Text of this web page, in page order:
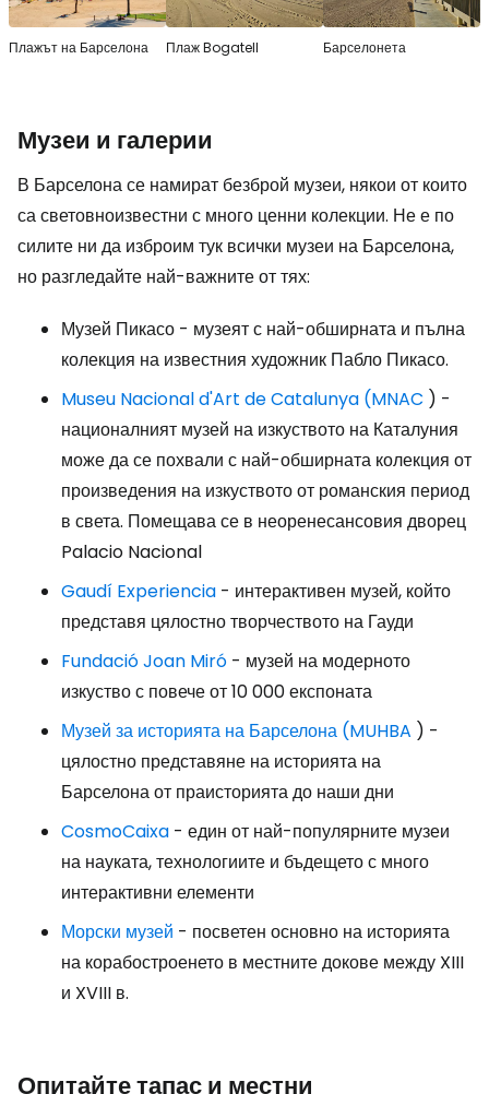
Плажът на Барселона Плаж Bogatell Барселонета
Музеи и галерии
В Барселона се намират безброй музеи, някои от които
са световноизвестни с много ценни колекции. Не е по
силите ни да изброим тук всички музеи на Барселона,
но разгледайте най-важните от тях:
Музей Пикасо - музеят с най-обширната и пълна
колекция на известния художник Пабло Пикасо.
Museu Nacional d'Art de Catalunya (MNAC ) -
националният музей на изкуството на Каталуния
може да се похвали с най-обширната колекция от
произведения на изкуството от романския период
в света. Помещава се в неоренесансовия дворец
Palacio Nacional
Gaudí Experiencia - интерактивен музей, който
представя цялостно творчеството на Гауди
Fundació Joan Miró - музей на модерното
изкуство с повече от 10 000 експоната
Музей за историята на Барселона (MUHBA ) -
цялостно представяне на историята на
Барселона от праисторията до наши дни
CosmoCaixa - един от най-популярните музеи
на науката, технологиите и бъдещето с много
интерактивни елементи
Морски музей - посветен основно на историята
на корабостроенето в местните докове между XIII
и XVIII в.
Опитайте тапас и местни